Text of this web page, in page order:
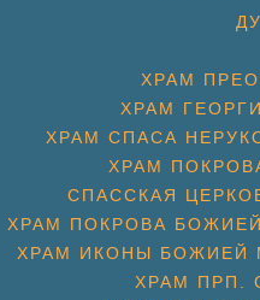
ХРАМ
ХРАМ
ХРАМ СПАСА
ХРАМ
СПАССКАЯ
ХРАМ ПОКРОВА
ХРАМ ИКОНЫ БОЖИЕЙ
ХРАМ ПРП.